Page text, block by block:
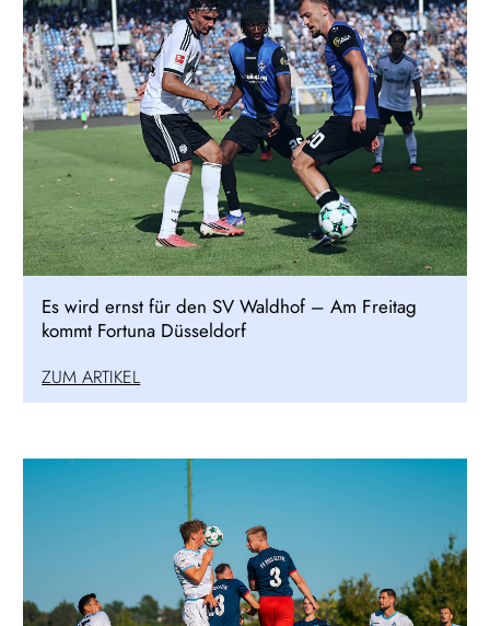
Es wird ernst für den SV Waldhof – Am Freitag
kommt Fortuna Düsseldorf
ZUM ARTIKEL